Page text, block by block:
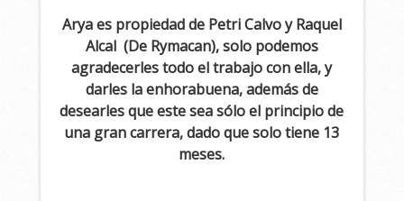
Arya es propiedad de Petri Calvo y Raquel
Alcal (De Rymacan), solo podemos
agradecerles todo el trabajo con ella, y
darles la enhorabuena, además de
desearles que este sea sólo el principio de
una gran carrera, dado que solo tiene 13
meses.